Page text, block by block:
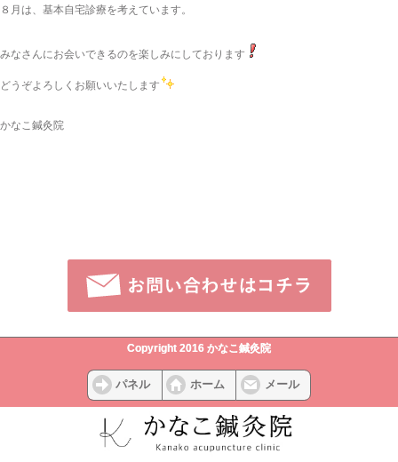
８月は、基本自宅診療を考えています。
みなさんにお会いできるのを楽しみにしております
どうぞよろしくお願いいたします
かなこ鍼灸院
Copyright 2016 かなこ鍼灸院
パネル ホーム メール